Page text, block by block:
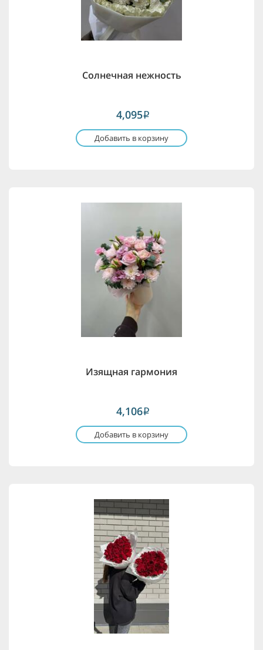
Солнечная нежность
4,095i
Добавить в корзину
Изящная гармония
4,106i
Добавить в корзину